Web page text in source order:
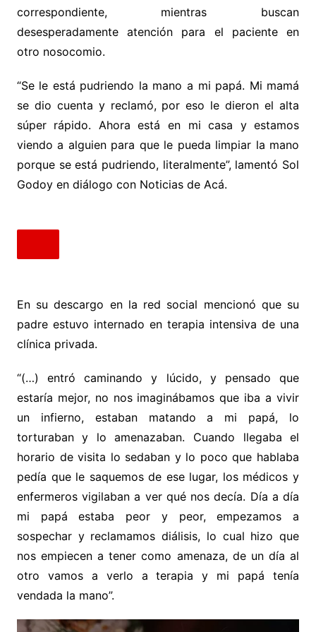
correspondiente, mientras buscan
desesperadamente atención para el paciente en
otro nosocomio.
“Se le está pudriendo la mano a mi papá. Mi mamá
se dio cuenta y reclamó, por eso le dieron el alta
súper rápido. Ahora está en mi casa y estamos
viendo a alguien para que le pueda limpiar la mano
porque se está pudriendo, literalmente”, lamentó Sol
Godoy en diálogo con Noticias de Acá.
En su descargo en la red social mencionó que su
padre estuvo internado en terapia intensiva de una
clínica privada.
“(…) entró caminando y lúcido, y pensado que
estaría mejor, no nos imaginábamos que iba a vivir
un infierno, estaban matando a mi papá, lo
torturaban y lo amenazaban. Cuando llegaba el
horario de visita lo sedaban y lo poco que hablaba
pedía que le saquemos de ese lugar, los médicos y
enfermeros vigilaban a ver qué nos decía. Día a día
mi papá estaba peor y peor, empezamos a
sospechar y reclamamos diálisis, lo cual hizo que
nos empiecen a tener como amenaza, de un día al
otro vamos a verlo a terapia y mi papá tenía
vendada la mano”.